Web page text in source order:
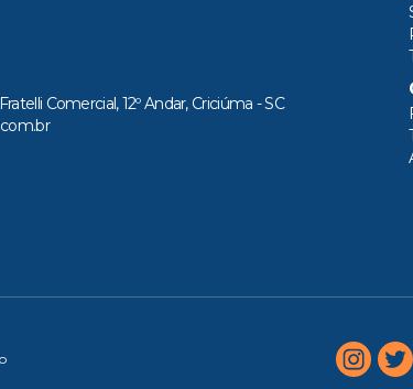
Comercial, 12º Andar, Criciúma - SC